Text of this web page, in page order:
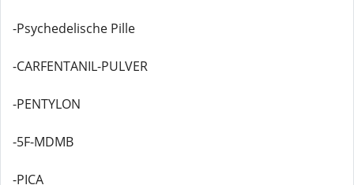
-Psychedelische Pille
-CARFENTANIL-PULVER
-PENTYLON
-5F-MDMB
-PICA